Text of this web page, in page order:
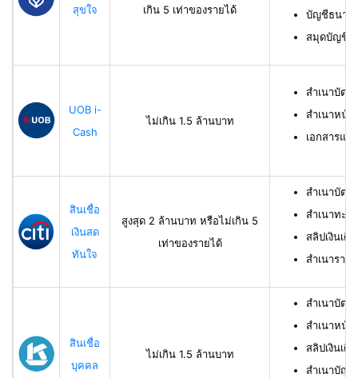
สุขใจ
เกิน 5 เท่าของรายได้
บัญชีธนาคา
สมุดบัญชีธ
UOB i-
Cash
ไม่เกิน 1.5 ล้านบาท
สำเนาบัตร
สำเนาหน้
เอกสารแส
สินเชื่อ
เงินสด
ทันใจ
สูงสุด 2 ล้านบาท หรือไม่เกิน 5
เท่าของรายได้
สำเนาบัตร
สำเนาทะเ
สลิปเงินเดื
สำเนาราย
สินเชื่อ
บุคคล
ไม่เกิน 1.5 ล้านบาท
สำเนาบัตร
สำเนาหน้
สลิปเงินเดื
สำเนาบัญชี